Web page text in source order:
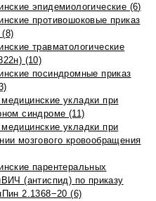
эпидемиологические (6)
противошоковые приказ
травматологические
(10)
посиндромные приказ
укладки при
синдроме (11)
укладки при
мозгового кровообращения
парентеральных
(антиспид) по приказу
2.1368−20 (6)